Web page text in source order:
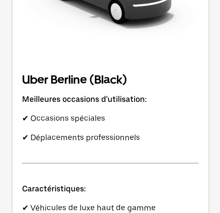
Uber Berline (Black)
Meilleures occasions d'utilisation:
✔ Occasions spéciales
✔ Déplacements professionnels
Caractéristiques:
✔ Véhicules de luxe haut de gamme